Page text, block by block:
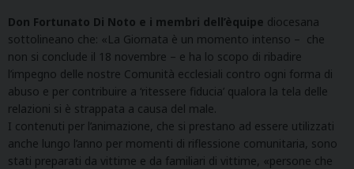
Don Fortunato Di Noto e i membri dell’èquipe diocesana
sottolineano che: «La Giornata è un momento intenso – che
non si conclude il 18 novembre – e ha lo scopo di ribadire
l’impegno delle nostre Comunità ecclesiali contro ogni forma di
abuso e per contribuire a ‘ritessere fiducia’ qualora la tela delle
relazioni si è strappata a causa del male.
I contenuti per l’animazione, che si prestano ad essere utilizzati
anche lungo l’anno per momenti di riflessione comunitaria, sono
stati preparati da vittime e da familiari di vittime, «persone che